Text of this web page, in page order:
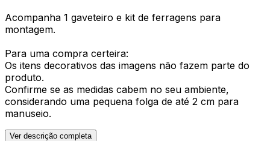
Acompanha 1 gaveteiro e kit de ferragens para
montagem.
Para uma compra certeira:
Os itens decorativos das imagens não fazem parte do
produto.
Confirme se as medidas cabem no seu ambiente,
considerando uma pequena folga de até 2 cm para
manuseio.
Ver descrição completa